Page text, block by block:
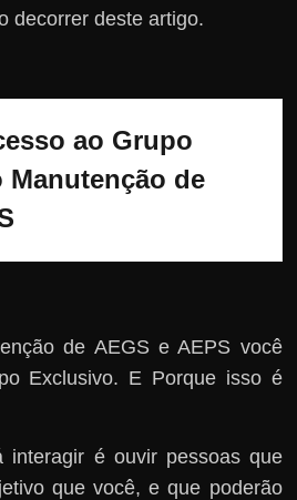
decorrer deste artigo.
ao Grupo
de
de AEGS e AEPS você
Exclusivo. E Porque isso é
interagir é ouvir pessoas que
que você, e que poderão